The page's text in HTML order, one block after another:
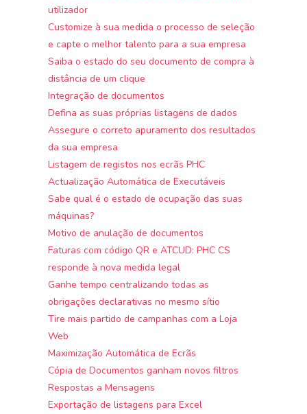
utilizador
Customize à sua medida o processo de seleção
e capte o melhor talento para a sua empresa
Saiba o estado do seu documento de compra à
distância de um clique
Integração de documentos
Defina as suas próprias listagens de dados
Assegure o correto apuramento dos resultados
da sua empresa
Listagem de registos nos ecrãs PHC
Actualização Automática de Executáveis
Sabe qual é o estado de ocupação das suas
máquinas?
Motivo de anulação de documentos
Faturas com código QR e ATCUD: PHC CS
responde à nova medida legal
Ganhe tempo centralizando todas as
obrigações declarativas no mesmo sítio
Tire mais partido de campanhas com a Loja
Web
Maximização Automática de Ecrãs
Cópia de Documentos ganham novos filtros
Respostas a Mensagens
Exportação de listagens para Excel